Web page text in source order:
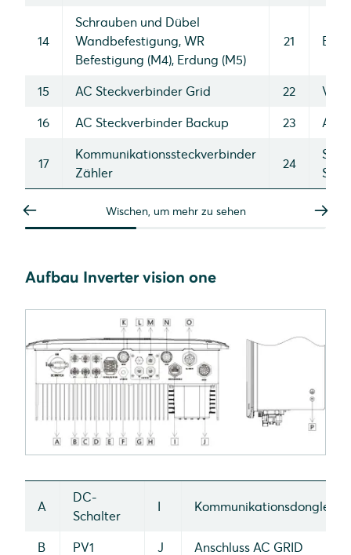
14
Schrauben und Dübel
Wandbefestigung, WR
Befestigung (M4), Erdung (M5)
21
15 AC Steckverbinder Grid 22
16
AC Steckverbinder Backup 23
17
Kommunikationssteckverbinder
Zähler
24
Wischen, um mehr zu sehen
Aufbau Inverter vision one
A
DC-
Schalter
I Kommunikationsdongle
B PV1 J Anschluss AC GRID